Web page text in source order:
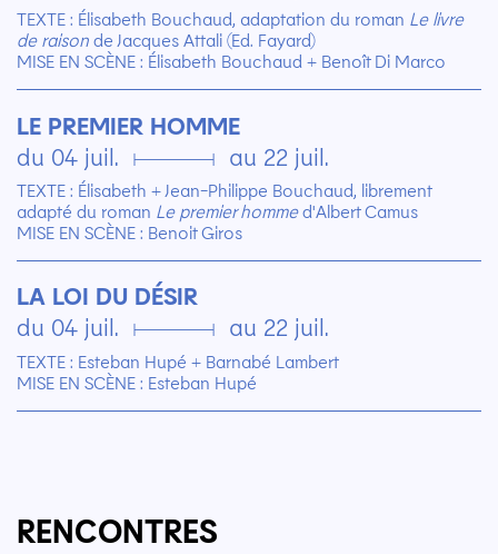
TEXTE : Élisabeth Bouchaud, adaptation du roman Le livre
de raisonde Jacques Attali (Ed. Fayard)
MISE EN SCÈNE : Élisabeth Bouchaud + Benoît Di Marco
LE PREMIER HOMME
du 04 juil. ▄ au 22 juil.
TEXTE : Élisabeth + Jean-Philippe Bouchaud, librement
adapté du roman Le premier hommed'Albert Camus
MISE EN SCÈNE : Benoit Giros
LA LOI DU DÉSIR
du 04 juil. ▄ au 22 juil.
TEXTE : Esteban Hupé + Barnabé Lambert
MISE EN SCÈNE : Esteban Hupé
RENCONTRES